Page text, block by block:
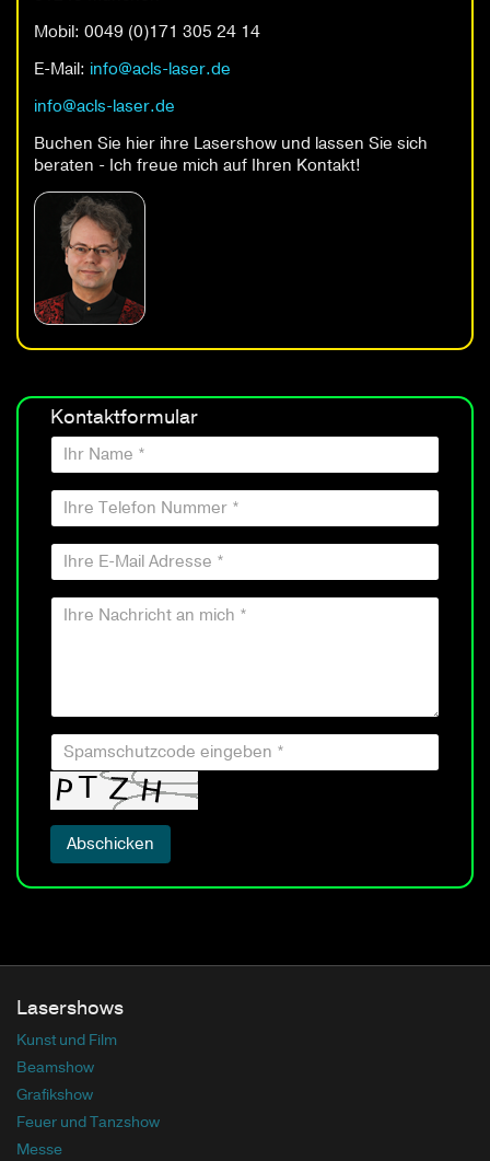
Mobil: 0049 (0)171 305 24 14
E-Mail: info@acls-laser.de
info@acls-laser.de
Buchen Sie hier ihre Lasershow und lassen Sie sich
beraten - Ich freue mich auf Ihren Kontakt!
Kontaktformular
Lasershows
Kunst und Film
Beamshow
Grafikshow
Feuer und Tanzshow
Messe